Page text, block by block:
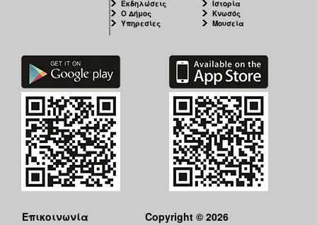
Εκδηλώσεις
Ο Δήμος
Υπηρεσίες
Ιστορία
Κνωσός
Μουσεία
Επικοινωνία
Copyright © 2026